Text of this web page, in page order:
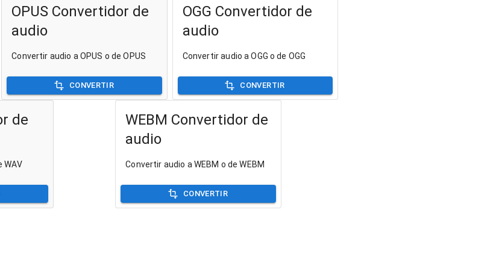
OPUS Convertidor de
audio
Convertir audio a OPUS o de OPUS
CONVERTIR
OGG Convertidor de
audio
Convertir audio a OGG o de OGG
CONVERTIR
de
WAV
WEBM Convertidor de
audio
Convertir audio a WEBM o de WEBM
CONVERTIR